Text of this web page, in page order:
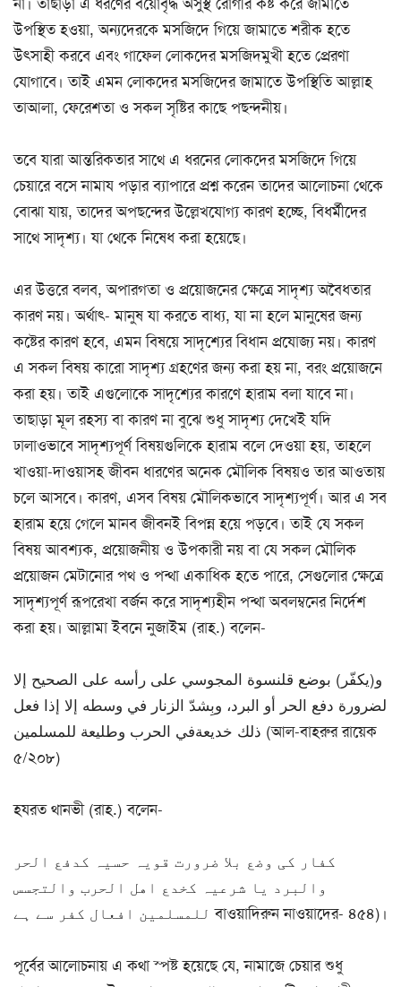
উপস্থিত হওয়া, অন্যদেরকে মসজিদে গিয়ে জামাতে শরীক হতে
উৎসাহী করবে এবং গাফেল লোকদের মসজিদমুখী হতে প্রেরণা
যোগাবে। তাই এমন লোকদের মসজিদের জামাতে উপস্থিতি আল্লাহ
তাআলা, ফেরেশতা ও সকল সৃষ্টির কাছে পছন্দনীয়।
তবে যারা আন্তরিকতার সাথে এ ধরনের লোকদের মসজিদে গিয়ে
চেয়ারে বসে নামায পড়ার ব্যাপারে প্রশ্ন করেন তাদের আলোচনা থেকে
বোঝা যায়, তাদের অপছন্দের উল্লেখযোগ্য কারণ হচ্ছে, বিধর্মীদের
সাথে সাদৃশ্য। যা থেকে নিষেধ করা হয়েছে।
এর উত্তরে বলব, অপারগতা ও প্রয়োজনের ক্ষেত্রে সাদৃশ্য অবৈধতার
কারণ নয়। অর্থাৎ- মানুষ যা করতে বাধ্য, যা না হলে মানুষের জন্য
কষ্টের কারণ হবে, এমন বিষয়ে সাদৃশ্যের বিধান প্রযোজ্য নয়। কারণ
এ সকল বিষয় কারো সাদৃশ্য গ্রহণের জন্য করা হয় না, বরং প্রয়োজনে
করা হয়। তাই এগুলোকে সাদৃশ্যের কারণে হারাম বলা যাবে না।
তাছাড়া মূল রহস্য বা কারণ না বুঝে শুধু সাদৃশ্য দেখেই যদি
ঢালাওভাবে সাদৃশ্যপূর্ণ বিষয়গুলিকে হারাম বলে দেওয়া হয়, তাহলে
খাওয়া-দাওয়াসহ জীবন ধারণের অনেক মৌলিক বিষয়ও তার আওতায়
চলে আসবে। কারণ, এসব বিষয় মৌলিকভাবে সাদৃশ্যপূর্ণ। আর এ সব
হারাম হয়ে গেলে মানব জীবনই বিপন্ন হয়ে পড়বে। তাই যে সকল
বিষয় আবশ্যক, প্রয়োজনীয় ও উপকারী নয় বা যে সকল মৌলিক
প্রয়োজন মেটানোর পথ ও পন্থা একাধিক হতে পারে, সেগুলোর ক্ষেত্রে
সাদৃশ্যপূর্ণ রূপরেখা বর্জন করে সাদৃশ্যহীন পন্থা অবলম্বনের নির্দেশ
করা হয়। আল্লামা ইবনে নুজাইম (রাহ.) বলেন-
و(يكفّر) بوضع قلنسوة المجوسي على رأسه على الصحيح إلا
لضرورة دفع الحر أو البرد، وبِشدّ الزنار في وسطه إلا إذا فعل
ذلك خديعةفي الحرب وطليعة للمسلمين (আল-বাহরুর রায়েক
৫/২০৮)
হযরত থানভী (রাহ.) বলেন-
كفار كی وضع بلا ضرورت قويہ حسيہ كدفع الحر
والبرد يا شرعيہ كخدع اهل الحرب والتجسس
للمسلمين افعال كفر سے ہے বাওয়াদিরুন নাওয়াদের- ৪৫৪)।
পূর্বের আলোচনায় এ কথা স্পষ্ট হয়েছে যে, নামাজে চেয়ার শুধু